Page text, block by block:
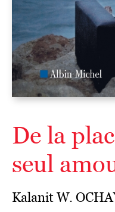
De la
seul
Kalanit W.